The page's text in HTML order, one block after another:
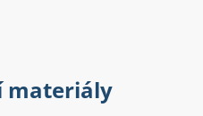
materiály